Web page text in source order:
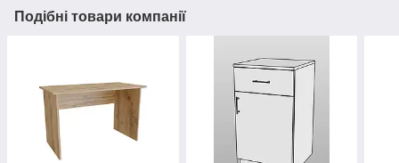
Подібні товари компанії